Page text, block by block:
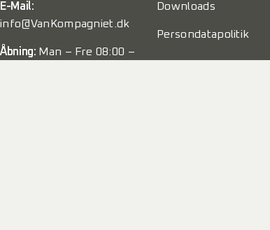
E-Mail:
info@VanKompagniet.dk
Åbning: Man – Fre 08:00 –
Downloads
Persondatapolitik